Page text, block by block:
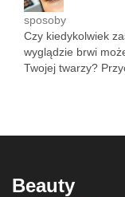
sposoby
Czy kiedykolwiek
wyglądzie brwi
Twojej twarzy?
Beauty